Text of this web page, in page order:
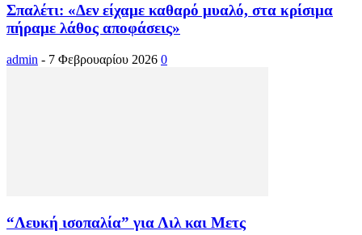
Σπαλέτι: «Δεν είχαμε καθαρό μυαλό, στα κρίσιμα
πήραμε λάθος αποφάσεις»
admin - 7 Φεβρουαρίου 2026 0
“Λευκή ισοπαλία” για Λιλ και Μετς